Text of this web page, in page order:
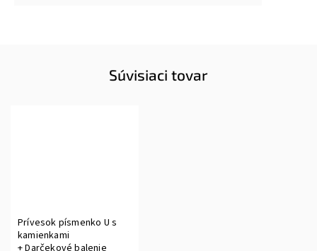
Súvisiaci tovar
Prívesok písmenko U s
kamienkami
+ Darčekové balenie